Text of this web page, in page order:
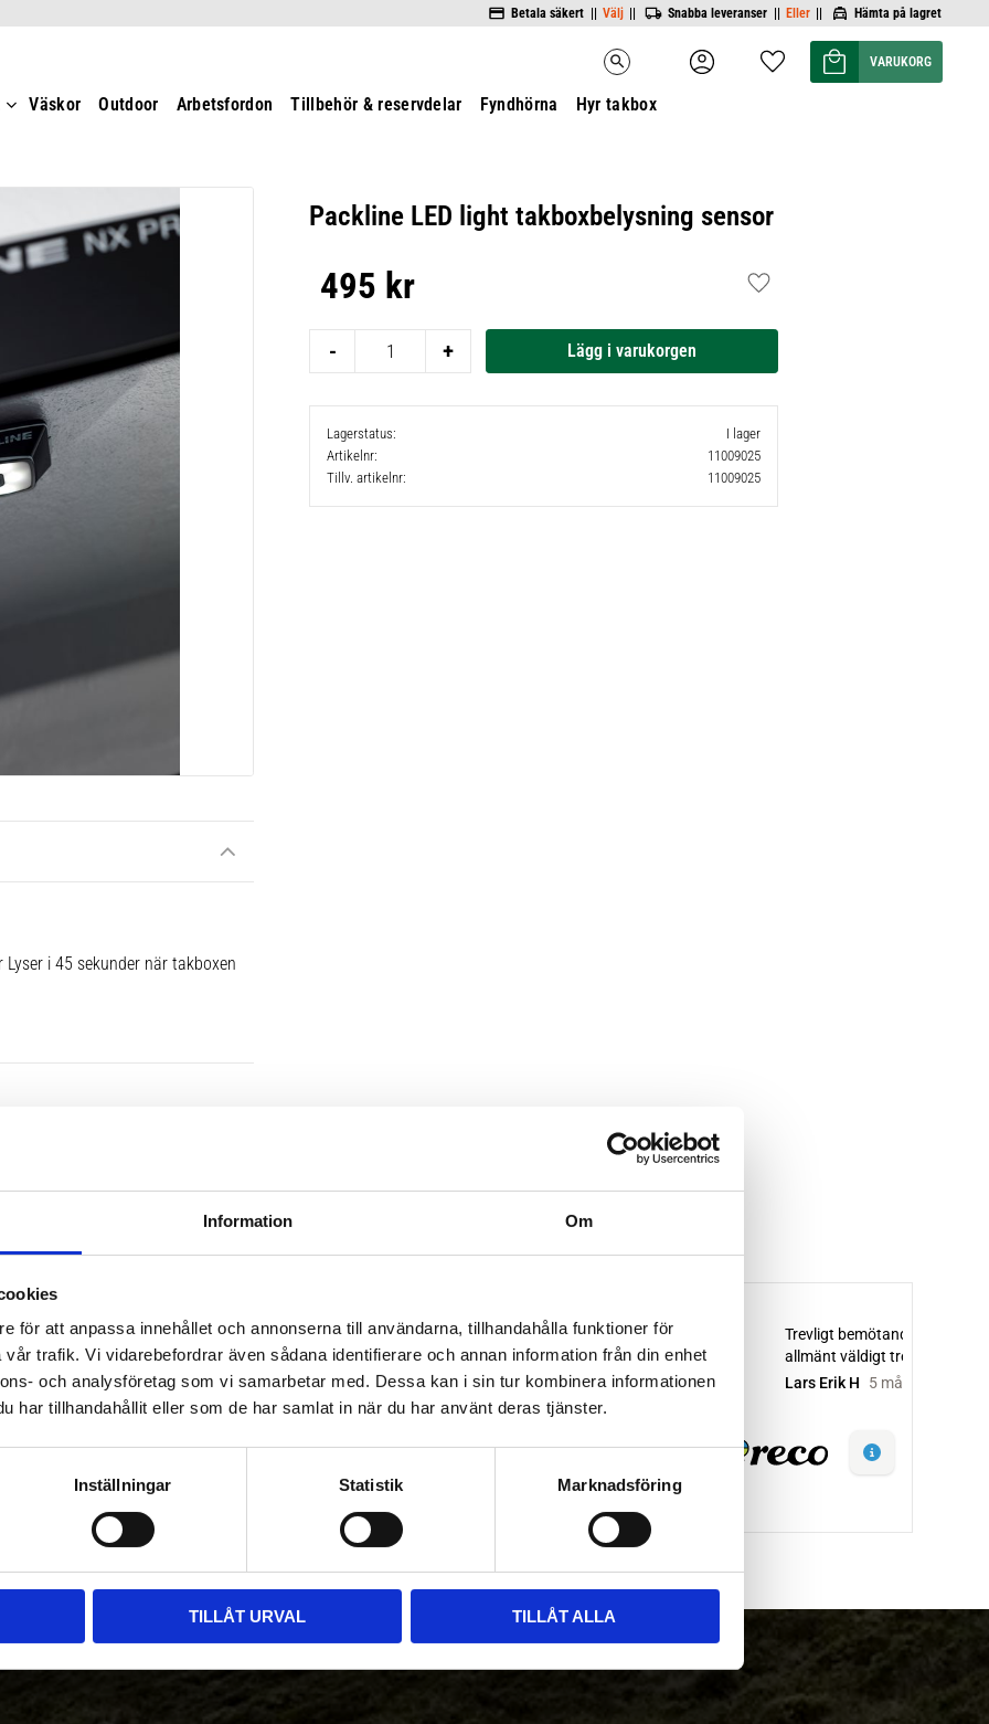
Information Om
för att anpassa innehållet och annonserna till användarna, tillhandahålla funktioner för
trafik. Vi vidarebefordrar även sådana identifierare och annan information från din enhet
och analysföretag som vi samarbetar med. Dessa kan i sin tur kombinera informationen
har tillhandahållit eller som de har samlat in när du har använt deras tjänster.
Inställningar Statistik Marknadsföring
TILLÅT URVAL TILLÅT ALLA
Betala säkert || Välj || Snabba leveranser || Eller || Hämta på lagret
search Favoriter
Kundvagn
Väskor Outdoor Arbetsfordon Tillbehör & reservdelar Fyndhörna Hyr takbox
Packline LED light takboxbelysning sensor
495 kr
+
-
Lägg till i favoriter
Lagerstatus
I lager
Artikelnr
11009025
Tillv. artikelnr
11009025
Lyser i 45 sekunder när takboxen